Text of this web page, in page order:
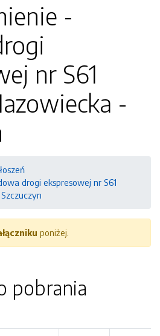
-
nr S61
-
drogi ekspresowej nr S61
poniżej.
pobrania